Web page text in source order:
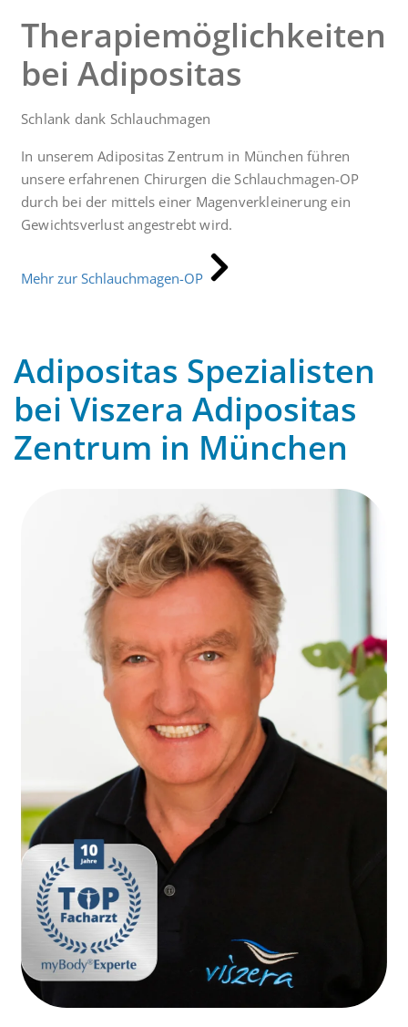
Therapiemöglichkeiten
bei Adipositas
Schlank dank Schlauchmagen
In unserem Adipositas Zentrum in München führen
unsere erfahrenen Chirurgen die Schlauchmagen-OP
durch bei der mittels einer Magenverkleinerung ein
Gewichtsverlust angestrebt wird.
Mehr zur Schlauchmagen-OP
Adipositas Spezialisten
bei Viszera Adipositas
Zentrum in München